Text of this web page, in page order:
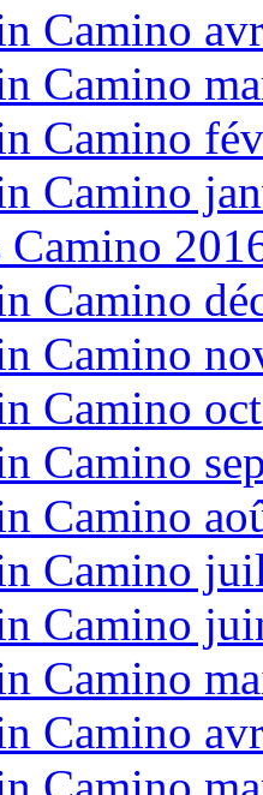
Camino
Camino
Camino
Camino
Camino
Camino
Camino
Camino
Camino
Camino
Camino
Camino
Camino